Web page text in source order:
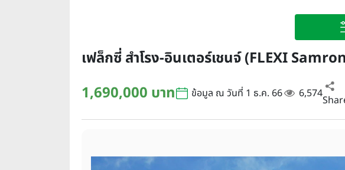
เฟล็กซี่ สำโรง-อินเตอร์เชนจ์ (FLEXI
1,690,000 บาท
ข้อมูล ณ วันที่ 1 ธ.ค. 66 6,574